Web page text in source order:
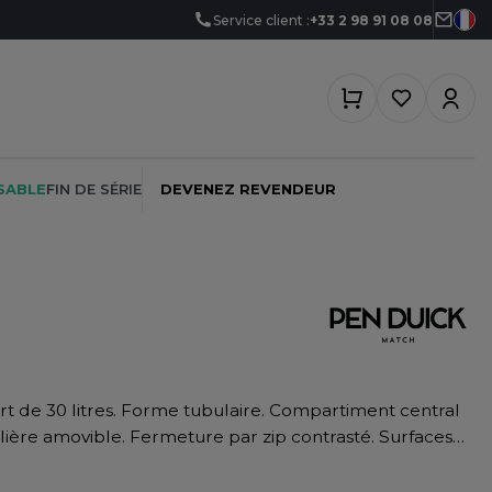
Service client :+33 2 98 91 08 08
SPORT
SO DENIM
SPIRO
PROMOTIONNEL
FIN DE SÉRIE DEVENEZ REVENDEUR
amovible. Fermeture par zip contrasté. Surfaces